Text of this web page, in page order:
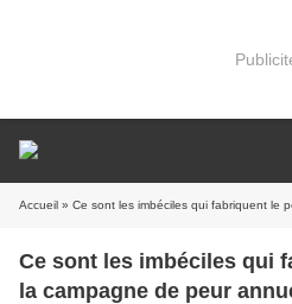
Accueil » Ce sont les imbéciles qui fabriquent le poison : la campagne de peur annuelle
Ce sont les imbéciles qui
la campagne de peur